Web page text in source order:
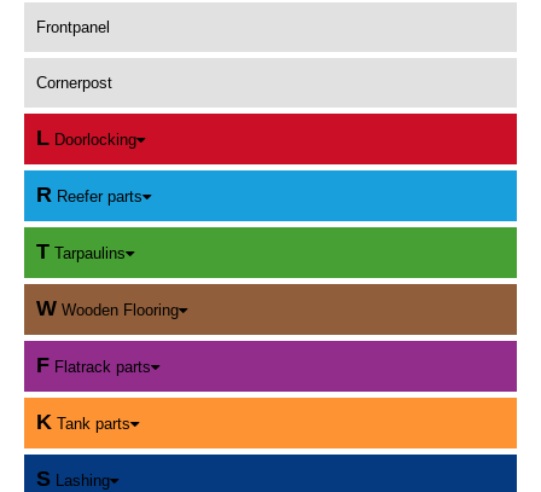
Frontpanel
Cornerpost
L Doorlocking
R Reefer parts
T Tarpaulins
W Wooden Flooring
F Flatrack parts
K Tank parts
S Lashing